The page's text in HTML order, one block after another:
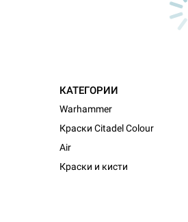
КАТЕГОРИИ
Warhammer
Краски Citadel Colour
Air
Краски и кисти
Hobby World Монстры